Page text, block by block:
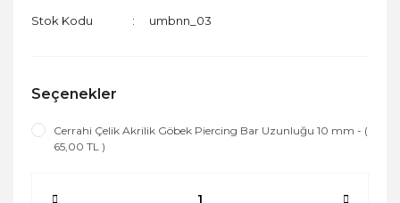
Stok Kodu umbnn_03
Seçenekler
Cerrahi Çelik Akrilik Göbek Piercing Bar Uzunluğu 10 mm - (
65,00 TL )